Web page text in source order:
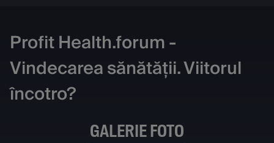
Profit Health.forum -
Vindecarea sănătății. Viitorul
încotro?
GALERIE FOTO